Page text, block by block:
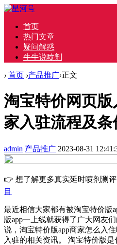
首页
热门文章
疑问解惑
牛牛说喷剂
› 首页 ›产品推广›正文
淘宝特价网页
家入驻流程及条
admin 产品推广 2023-08-31
👉 想了解更多真实延时喷剂测评
目
最近相信大家都有被淘宝特价版
版app一上线就获得了广大网友
说，淘宝特价版app商家怎么入
入驻的相关资讯。 淘宝特价版